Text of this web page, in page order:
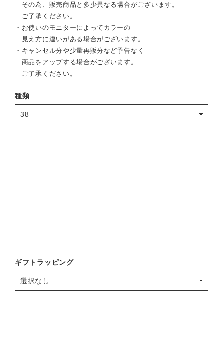
その為、販売商品と多少異なる場合がございます。
ご了承ください。
・お使いのモニターによってカラーの
見え方に違いがある場合がございます。
・キャンセル分や少量再販分など予告なく
商品をアップする場合がございます。
ご了承ください。
種類
ギフトラッピング